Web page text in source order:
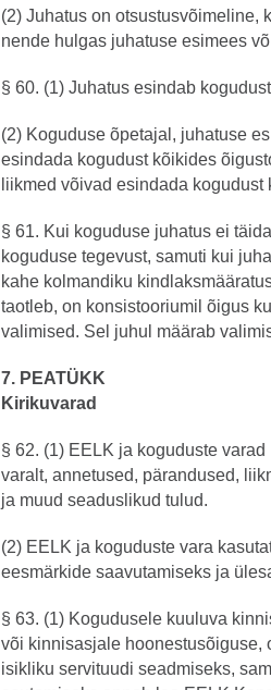
(2) Juhatus on otsustusvõimeline,
nende hulgas juhatuse esimees
§ 60. (1) Juhatus esindab
(2) Koguduse õpetajal, juhatuse
esindada kogudust kõikides
liikmed võivad esindada
§ 61. Kui koguduse juhatus ei
koguduse tegevust, samuti kui
kahe kolmandiku
taotleb, on konsistooriumil õigus
valimised. Sel juhul määrab
7. PEATÜKK
Kirikuvarad
§ 62. (1) EELK ja koguduste
varalt, annetused, pärandused,
ja muud seaduslikud tulud.
(2) EELK ja koguduste vara
eesmärkide saavutamiseks ja
§ 63. (1) Kogudusele kuuluva
või kinnisasjale hoonestusõiguse,
isikliku servituudi seadmiseks,